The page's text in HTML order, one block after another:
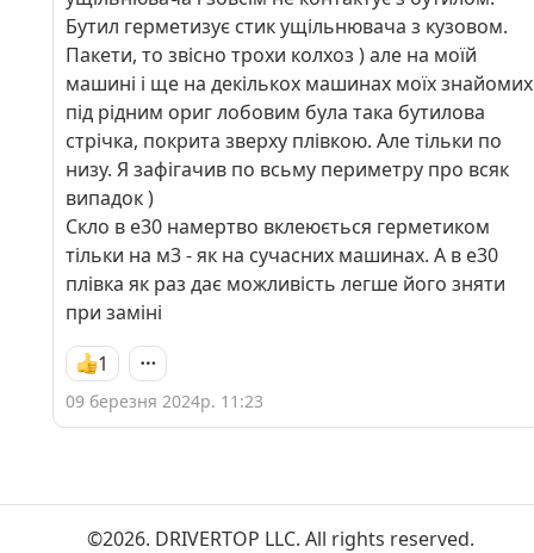
Бутил герметизує стик ущільнювача з кузовом.
Пакети, то звісно трохи колхоз ) але на моїй
машині і ще на декількох машинах моїх знайомих
під рідним ориг лобовим була така бутилова
стрічка, покрита зверху плівкою. Але тільки по
низу. Я зафігачив по всьму периметру про всяк
випадок )
Скло в е30 намертво вклеюється герметиком
тільки на м3 - як на сучасних машинах. А в е30
плівка як раз дає можливість легше його зняти
при заміні
1
09 березня 2024р. 11:23
©2026. DRIVERTOP LLC. All rights reserved.